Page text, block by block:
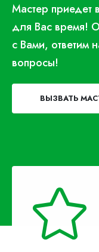
Мастер приедет
для Вас время!
с Вами, ответим
вопросы!
ВЫЗВАТЬ